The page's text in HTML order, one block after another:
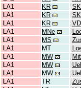
LA1 KR
LA1 KR
LA1 KR
LA1 MNe
LA1 MS
LA1 MT
LA1 MW
LA1 MW
LA1 MW
LA1 TR